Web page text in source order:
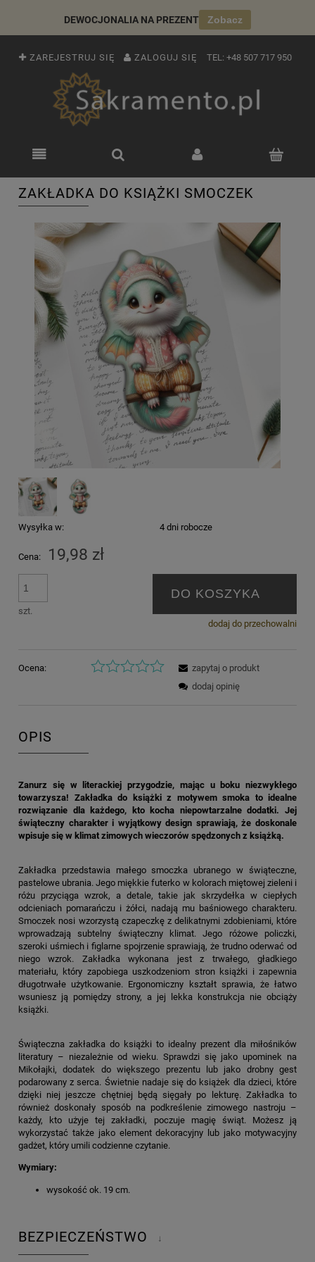
DEWOCJONALIA NA PREZENT Zobacz
ZAREJESTRUJ SIĘ ZALOGUJ SIĘ TEL: +48 507 717 950
ZAKŁADKA DO KSIĄŻKI SMOCZEK
Wysyłka w: 4 dni robocze
Cena: 19,98 zł
szt.
DO KOSZYKA
dodaj do przechowalni
Ocena:
zapytaj o produkt
dodaj opinię
OPIS
Zanurz się w literackiej przygodzie, mając u boku niezwykłego
towarzysza! Zakładka do książki z motywem smoka to idealne
rozwiązanie dla każdego, kto kocha niepowtarzalne dodatki. Jej
świąteczny charakter i wyjątkowy design sprawiają, że doskonale
wpisuje się w klimat zimowych wieczorów spędzonych z książką.
Zakładka przedstawia małego smoczka ubranego w świąteczne,
pastelowe ubrania. Jego miękkie futerko w kolorach miętowej zieleni i
różu przyciąga wzrok, a detale, takie jak skrzydełka w ciepłych
odcieniach pomarańczu i żółci, nadają mu baśniowego charakteru.
Smoczek nosi wzorzystą czapeczkę z delikatnymi zdobieniami, które
wprowadzają subtelny świąteczny klimat. Jego różowe policzki,
szeroki uśmiech i figlarne spojrzenie sprawiają, że trudno oderwać od
niego wzrok. Zakładka wykonana jest z trwałego, gładkiego
materiału, który zapobiega uszkodzeniom stron książki i zapewnia
długotrwałe użytkowanie. Ergonomiczny kształt sprawia, że łatwo
wsuniesz ją pomiędzy strony, a jej lekka konstrukcja nie obciąży
książki.
Świąteczna zakładka do książki to idealny prezent dla miłośników
literatury – niezależnie od wieku. Sprawdzi się jako upominek na
Mikołajki, dodatek do większego prezentu lub jako drobny gest
podarowany z serca. Świetnie nadaje się do książek dla dzieci, które
dzięki niej jeszcze chętniej będą sięgały po lekturę. Zakładka to
również doskonały sposób na podkreślenie zimowego nastroju –
każdy, kto użyje tej zakładki, poczuje magię świąt. Możesz ją
wykorzystać także jako element dekoracyjny lub jako motywacyjny
gadżet, który umili codzienne czytanie.
Wymiary:
wysokość ok. 19 cm.
BEZPIECZEŃSTWO ↓